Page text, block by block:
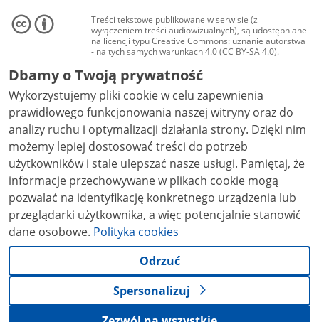
Treści tekstowe publikowane w serwisie (z
wyłączeniem treści audiowizualnych), są udostępniane
na licencji typu Creative Commons: uznanie autorstwa
- na tych samych warunkach 4.0 (CC BY-SA 4.0).
Materiały audiowizualne, w tym zdjęcia, materiały
audio i wideo, są udostępniane na licencji typu
Creative Commons: uznanie autorstwa użycie
niekomercyjne - bez utworów zależnych 4.0 (CC BY-
NC-ND 4.0), o ile nie jest to stwierdzone inaczej.
Dbamy o Twoją prywatność
Wykorzystujemy pliki cookie w celu zapewnienia
prawidłowego funkcjonowania naszej witryny oraz do
analizy ruchu i optymalizacji działania strony. Dzięki nim
możemy lepiej dostosować treści do potrzeb
użytkowników i stale ulepszać nasze usługi. Pamiętaj, że
informacje przechowywane w plikach cookie mogą
pozwalać na identyfikację konkretnego urządzenia lub
przeglądarki użytkownika, a więc potencjalnie stanowić
dane osobowe. Polityka cookies
Odrzuć
Spersonalizuj